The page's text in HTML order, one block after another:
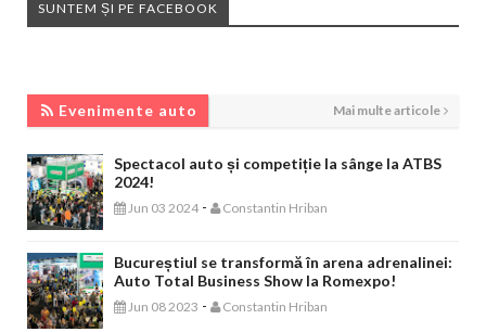
SUNTEM ȘI PE FACEBOOK
Evenimente auto Mai multe articole
Spectacol auto și competiție la sânge la ATBS
2024!
Jun 03 2024 - Constantin Hriban
Bucureștiul se transformă în arena adrenalinei:
Auto Total Business Show la Romexpo!
Jun 08 2023 - Constantin Hriban